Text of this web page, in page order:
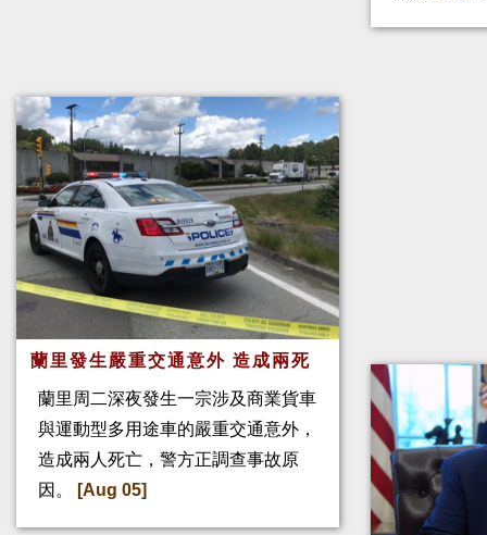
蘭里發生嚴重交通意外 造成兩死
蘭里周二深夜發生一宗涉及商業貨車
與運動型多用途車的嚴重交通意外，
造成兩人死亡，警方正調查事故原
因。
[Aug 05]